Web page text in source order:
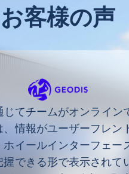
お客様の声
てチームがオンライン
情報がユーザーフレン
イールインターフェー
できる形で表示されて